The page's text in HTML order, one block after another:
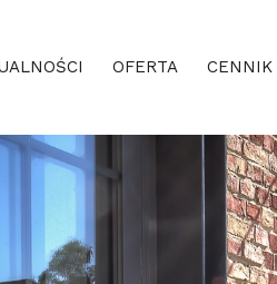
OFERTA CENNIK